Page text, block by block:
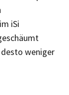
iSi
weniger